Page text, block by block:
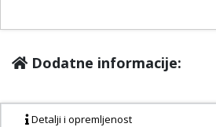
Dodatne informacije:
Detalji i opremljenost